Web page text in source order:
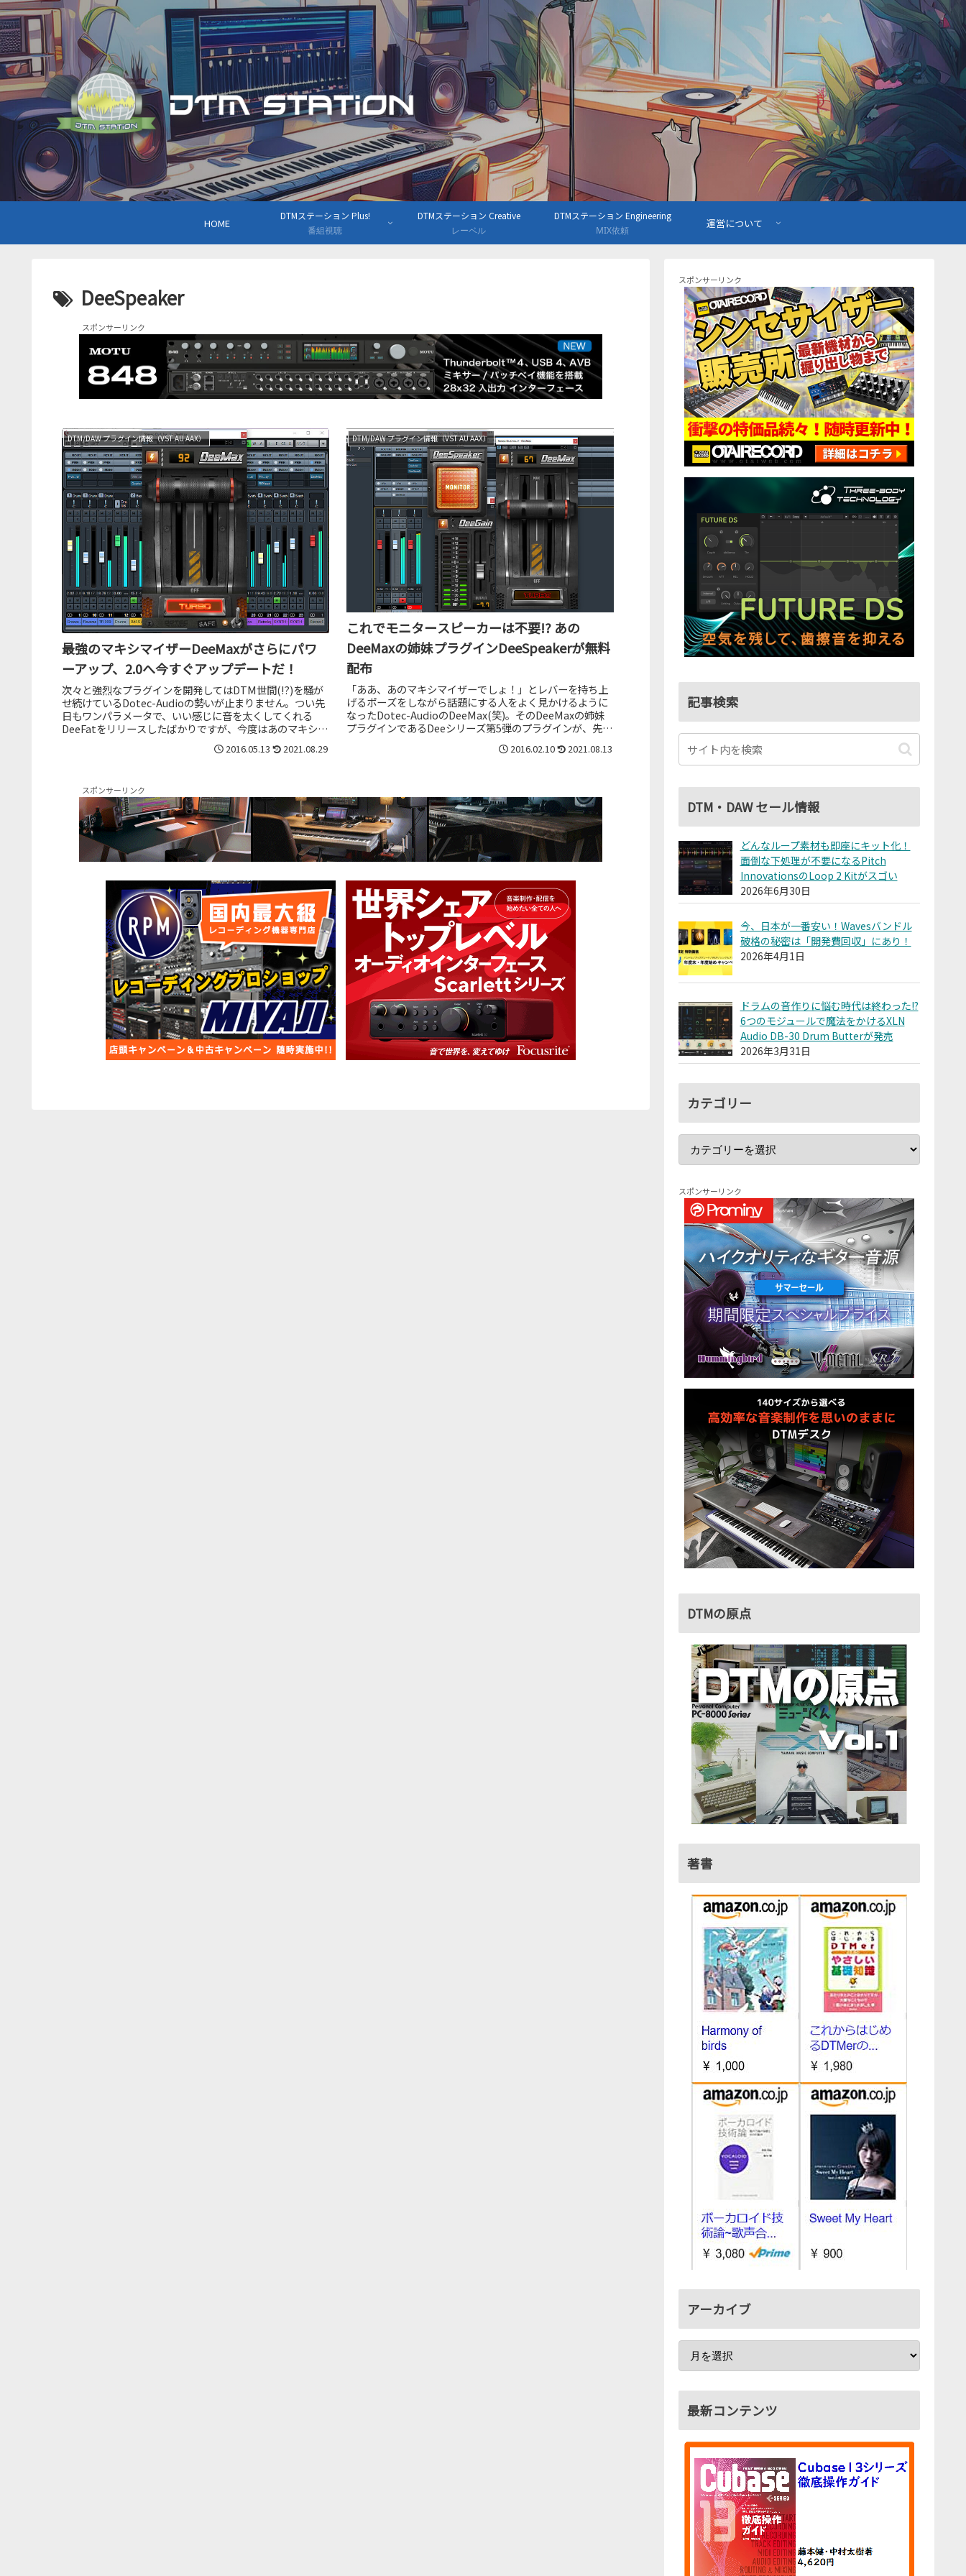
HOME
DTMステーション Plus!
番組視聴
DTMステーション Creative
レーベル
DTMステーション Engineering
MIX依頼
運営について
DeeSpeaker
スポンサーリンク
DTM/DAW プラグイン情報（VST AU AAX）
最強のマキシマイザーDeeMaxがさらにパワ
ーアップ、2.0へ今すぐアップデートだ！
次々と強烈なプラグインを開発してはDTM世間(!?)を騒が
せ続けているDotec-Audioの勢いが止まりません。つい先
日もワンパラメータで、いい感じに音を太くしてくれる
DeeFatをリリースしたばかりですが、今度はあのマキシマ
2016.05.13 2021.08.29
DTM/DAW プラグイン情報（VST AU AAX）
これでモニタースピーカーは不要!? あの
DeeMaxの姉妹プラグインDeeSpeakerが無料
配布
「ああ、あのマキシマイザーでしょ！」とレバーを持ち上
げるポーズをしながら話題にする人をよく見かけるように
なったDotec-AudioのDeeMax(笑)。そのDeeMaxの姉妹
プラグインであるDeeシリーズ第5弾のプラグインが、先
2016.02.10 2021.08.13
スポンサーリンク
スポンサーリンク
記事検索
DTM・DAW セール情報
どんなループ素材も即座にキット化！
面倒な下処理が不要になるPitch
InnovationsのLoop 2 Kitがスゴい
2026年6月30日
今、日本が一番安い！Wavesバンドル
破格の秘密は「開発費回収」にあり！
2026年4月1日
ドラムの音作りに悩む時代は終わった!?
6つのモジュールで魔法をかけるXLN
Audio DB-30 Drum Butterが発売
2026年3月31日
カテゴリー
スポンサーリンク
DTMの原点
著書
アーカイブ
最新コンテンツ